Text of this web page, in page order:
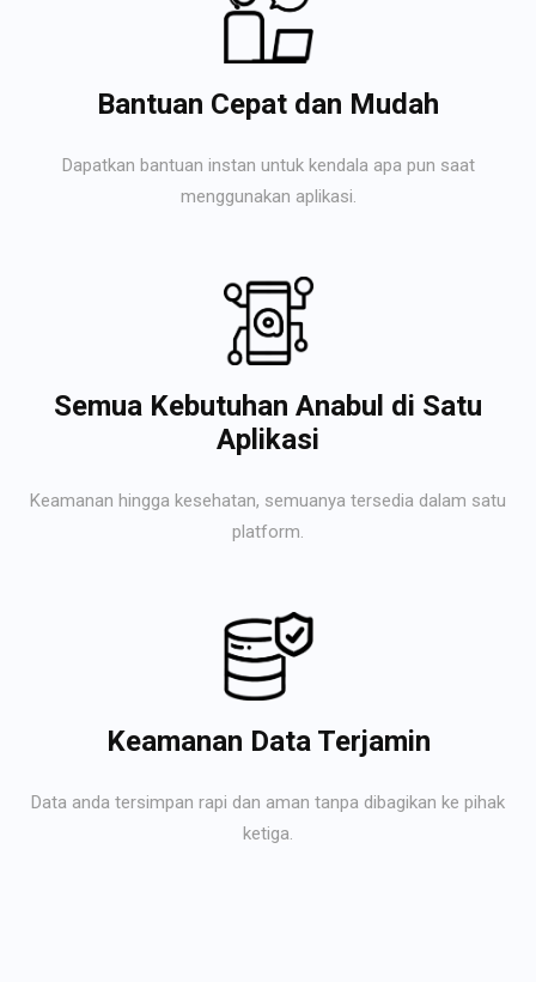
Bantuan Cepat dan Mudah
Dapatkan bantuan instan untuk kendala apa pun saat
menggunakan aplikasi.
Semua Kebutuhan Anabul di Satu
Aplikasi
Keamanan hingga kesehatan, semuanya tersedia dalam satu
platform.
Keamanan Data Terjamin
Data anda tersimpan rapi dan aman tanpa dibagikan ke pihak
ketiga.